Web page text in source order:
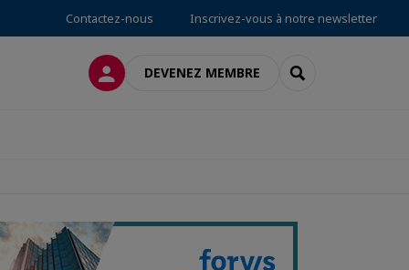
Contactez-nous Inscrivez-vous à notre newsletter
CONNEXIONDEVENEZ MEMBRE RECHERCHER